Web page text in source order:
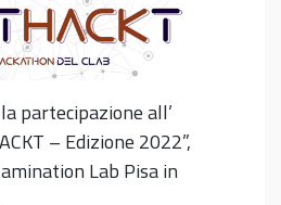
partecipazione all’
– Edizione 2022”,
Lab Pisa in